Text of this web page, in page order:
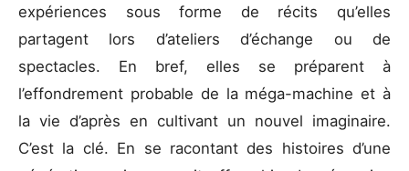
expériences sous forme de récits qu’elles
partagent lors d’ateliers d’échange ou de
spectacles. En bref, elles se préparent à
l’effondrement probable de la méga-machine et à
la vie d’après en cultivant un nouvel imaginaire.
C’est la clé. En se racontant des histoires d’une